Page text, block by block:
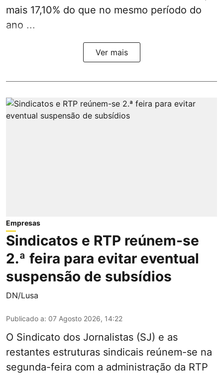
mais 17,10% do que no mesmo período do
ano ...
Ver mais
Empresas
Sindicatos e RTP reúnem-se
2.ª feira para evitar eventual
suspensão de subsídios
DN/Lusa
Publicado a: 07 Agosto 2026, 14:22
O Sindicato dos Jornalistas (SJ) e as
restantes estruturas sindicais reúnem-se na
segunda-feira com a administração da RTP